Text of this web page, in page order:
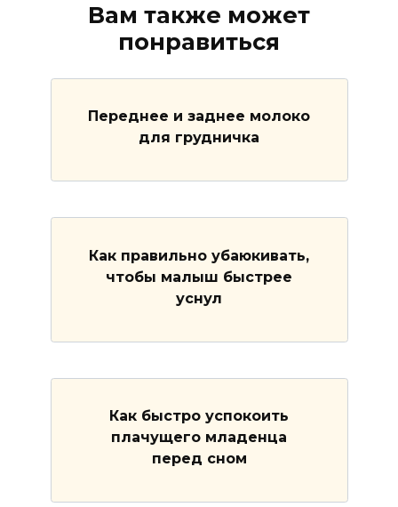
Вам также может
понравиться
Переднее и заднее молоко
для грудничка
Как правильно убаюкивать,
чтобы малыш быстрее
уснул
Как быстро успокоить
плачущего младенца
перед сном